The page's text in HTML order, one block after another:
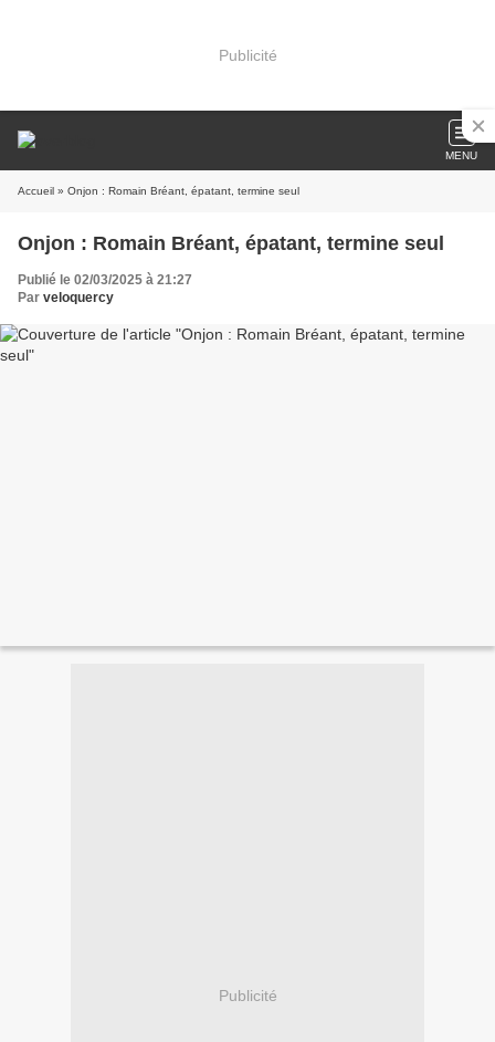
Publicité
MENU
Accueil » Onjon : Romain Bréant, épatant, termine seul
Onjon : Romain Bréant, épatant, termine seul
Publié le 02/03/2025 à 21:27
Par veloquercy
Publicité